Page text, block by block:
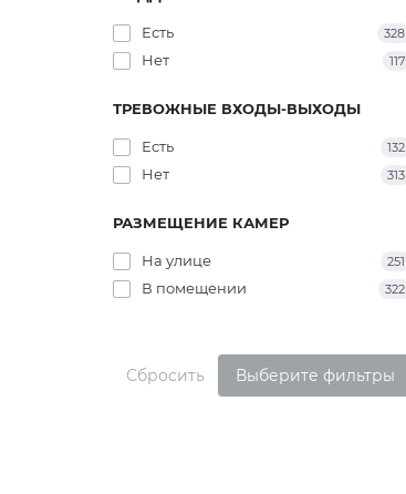
Есть 328
Нет 117
ТРЕВОЖНЫЕ ВХОДЫ-ВЫХОДЫ
Есть 132
Нет 313
РАЗМЕЩЕНИЕ КАМЕР
На улице 251
В помещении 322
Сбросить Выберите фильтры